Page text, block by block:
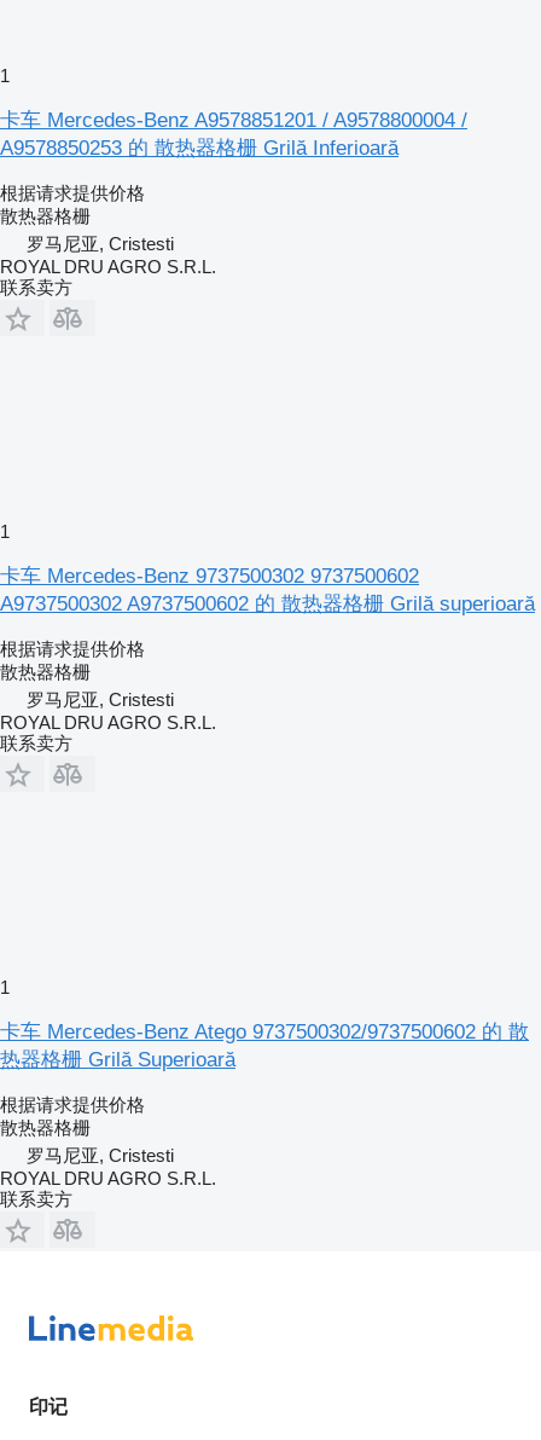
1
卡车 Mercedes-Benz A9578851201 / A9578800004 /
A9578850253 的 散热器格栅 Grilă Inferioară
根据请求提供价格
散热器格栅
罗马尼亚, Cristesti
ROYAL DRU AGRO S.R.L.
联系卖方
1
卡车 Mercedes-Benz 9737500302 9737500602
A9737500302 A9737500602 的 散热器格栅 Grilă superioară
根据请求提供价格
散热器格栅
罗马尼亚, Cristesti
ROYAL DRU AGRO S.R.L.
联系卖方
1
卡车 Mercedes-Benz Atego 9737500302/9737500602 的 散
热器格栅 Grilă Superioară
根据请求提供价格
散热器格栅
罗马尼亚, Cristesti
ROYAL DRU AGRO S.R.L.
联系卖方
印记